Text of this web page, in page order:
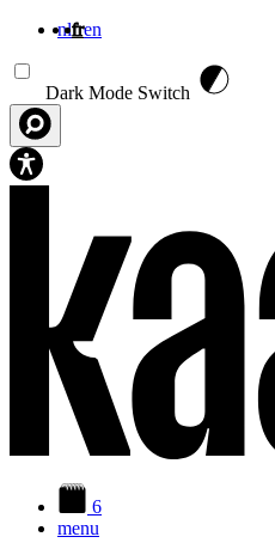
nlfren
Dark Mode Switch
6
menu